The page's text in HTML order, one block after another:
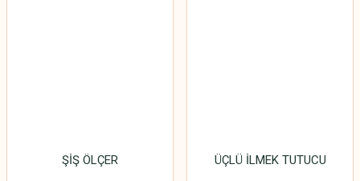
ŞİŞ ÖLÇER ÜÇLÜ İLMEK TUTUCU